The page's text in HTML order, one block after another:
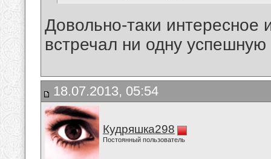
Довольно-таки интересное
встречал ни одну
18.07.2013, 05:54
Кудряшка298
Постоянный пользователь